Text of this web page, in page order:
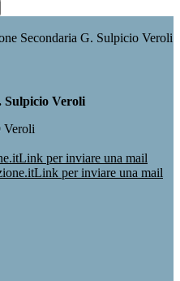
Secondaria G. Sulpicio Veroli
Sulpicio Veroli
Veroli
Link per inviare una mail
Link per inviare una mail